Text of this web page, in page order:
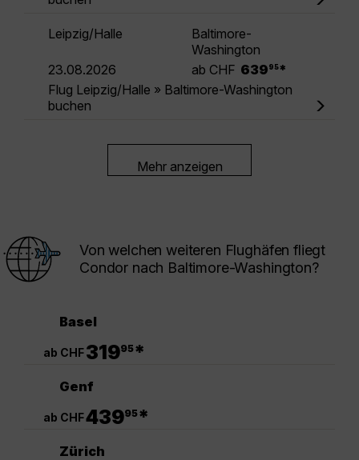
Leipzig/Halle
Baltimore-
Washington
23.08.2026
ab CHF 639 95 *
Flug Leipzig/Halle » Baltimore-Washington
buchen
Mehr anzeigen
Von welchen weiteren Flughäfen fliegt
Condor nach Baltimore-Washington?
Basel
ab CHF31995*
Genf
ab CHF43995*
Zürich